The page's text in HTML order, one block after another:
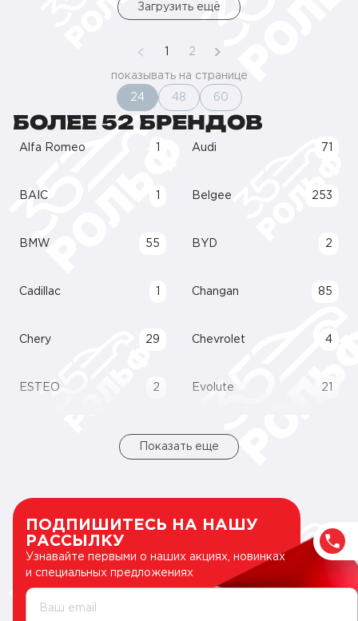
Загрузить ещё
2
показывать на странице
24 48 60
БОЛЕЕ 52 БРЕНДОВ
Alfa Romeo Audi 71
BAIC Belgee 253
BMW 55 BYD 2
Cadillac Changan 85
Chery 29 Chevrolet 4
ESTEO 2 Evolute 21
Показать еще
ПОДПИШИТЕСЬ НА НАШУ
РАССЫЛКУ
Узнавайте первыми о наших акциях, новинках
и специальных предложениях
Ваш email